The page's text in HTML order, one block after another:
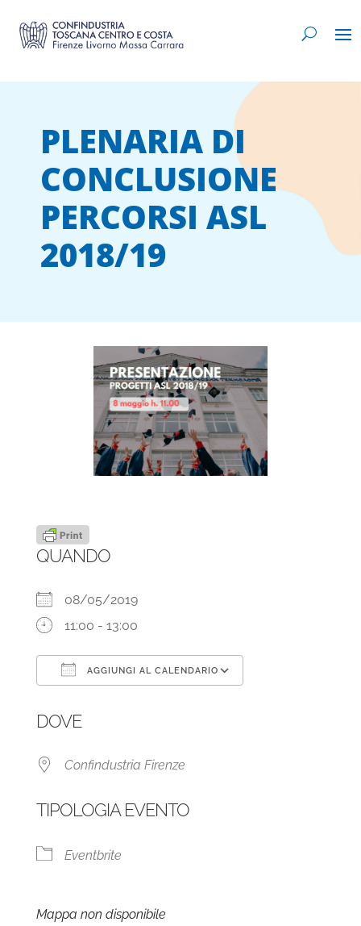
PLENARIA DI
CONCLUSIONE
PERCORSI ASL
2018/19
QUANDO
08/05/2019
11:00 - 13:00
AGGIUNGI AL CALENDARIO
DOVE
Confindustria Firenze
TIPOLOGIA EVENTO
Eventbrite
Mappa non disponibile